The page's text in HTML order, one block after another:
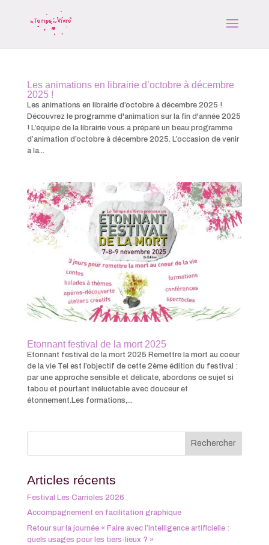
Les animations en librairie d’octobre à décembre
2025 !
Les animations en librairie d’octobre à décembre 2025 !
Découvrez le programme d'animation sur la fin d'année 2025
! L’équipe de la librairie vous a préparé un beau programme
d’animation d’octobre à décembre 2025. L’occasion de venir
à la...
Etonnant festival de la mort 2025
Etonnant festival de la mort 2025 Remettre la mort au coeur
de la vie Tel est l’objectif de cette 2ème édition du festival :
par une approche sensible et délicate, abordons ce sujet si
tabou et pourtant inéluctable avec douceur et
étonnement.Les formations,...
Articles récents
Festival Les Carrioles 2026
Accompagnement en facilitation graphique
Retour sur la journée « Faire avec l’intelligence artificielle :
quels usages pour les tiers-lieux ? »